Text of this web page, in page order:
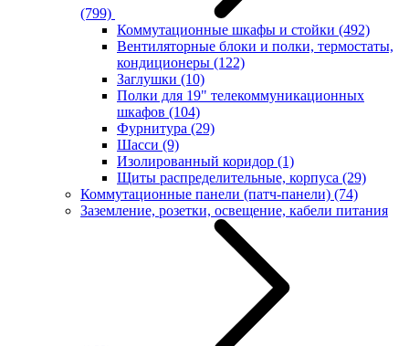
(799)
Коммутационные шкафы и стойки (492)
Вентиляторные блоки и полки, термостаты,
кондиционеры (122)
Заглушки (10)
Полки для 19" телекоммуникационных
шкафов (104)
Фурнитура (29)
Шасси (9)
Изолированный коридор (1)
Щиты распределительные, корпуса (29)
Коммутационные панели (патч-панели) (74)
Заземление, розетки, освещение, кабели питания